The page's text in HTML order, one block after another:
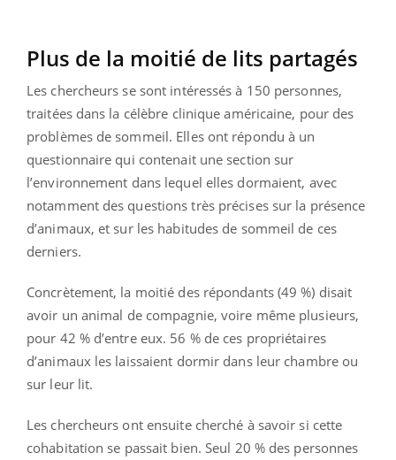
Plus de la moitié de lits partagés
Les chercheurs se sont intéressés à 150 personnes,
traitées dans la célèbre clinique américaine, pour des
problèmes de sommeil. Elles ont répondu à un
questionnaire qui contenait une section sur
l’environnement dans lequel elles dormaient, avec
notamment des questions très précises sur la présence
d’animaux, et sur les habitudes de sommeil de ces
derniers.
Concrètement, la moitié des répondants (49 %) disait
avoir un animal de compagnie, voire même plusieurs,
pour 42 % d’entre eux. 56 % de ces propriétaires
d’animaux les laissaient dormir dans leur chambre ou
sur leur lit.
Les chercheurs ont ensuite cherché à savoir si cette
cohabitation se passait bien. Seul 20 % des personnes